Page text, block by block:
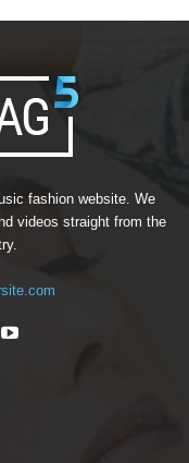
fashion website. We
videos straight from the